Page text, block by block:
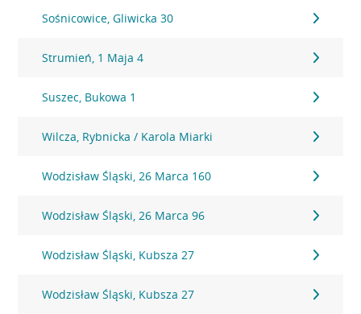
Sośnicowice, Gliwicka 30
Strumień, 1 Maja 4
Suszec, Bukowa 1
Wilcza, Rybnicka / Karola Miarki
Wodzisław Śląski, 26 Marca 160
Wodzisław Śląski, 26 Marca 96
Wodzisław Śląski, Kubsza 27
Wodzisław Śląski, Kubsza 27